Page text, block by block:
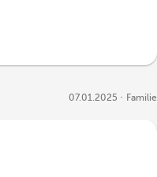
07.01.2025 Familie